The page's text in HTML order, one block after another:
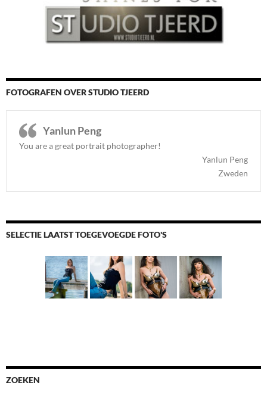
FOTOGRAFEN OVER STUDIO TJEERD
Yanlun Peng
You are a great portrait photographer!
Yanlun Peng
Zweden
SELECTIE LAATST TOEGEVOEGDE FOTO'S
ZOEKEN